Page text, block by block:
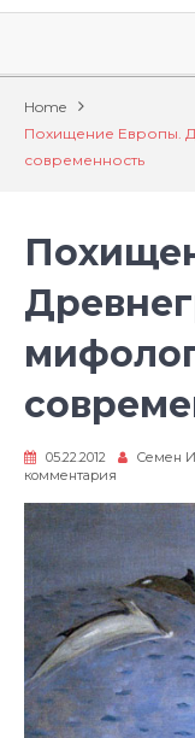
Home
Похищение Европы.
современность
05.22.2012 Семен
комментария
Похищение
мифология
и